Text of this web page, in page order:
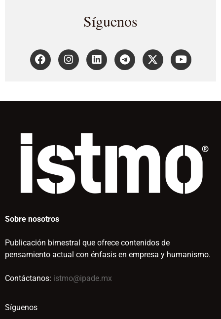
Síguenos
Sobre nosotros
Publicación bimestral que ofrece contenidos de
pensamiento actual con énfasis en empresa y humanismo.
Contáctanos: istmo@ipade.mx
Síguenos